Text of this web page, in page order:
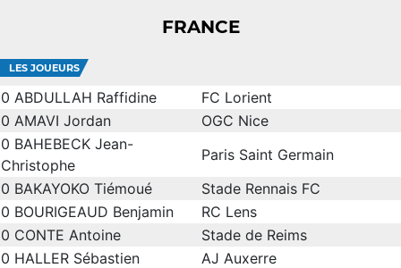
FRANCE
LES JOUEURS
0 ABDULLAH Raffidine
FC Lorient
0 AMAVI Jordan
OGC Nice
0 BAHEBECK Jean-
Christophe
Paris Saint Germain
0 BAKAYOKO Tiémoué
Stade Rennais FC
0 BOURIGEAUD Benjamin
RC Lens
0 CONTE Antoine
Stade de Reims
0 HALLER Sébastien
AJ Auxerre